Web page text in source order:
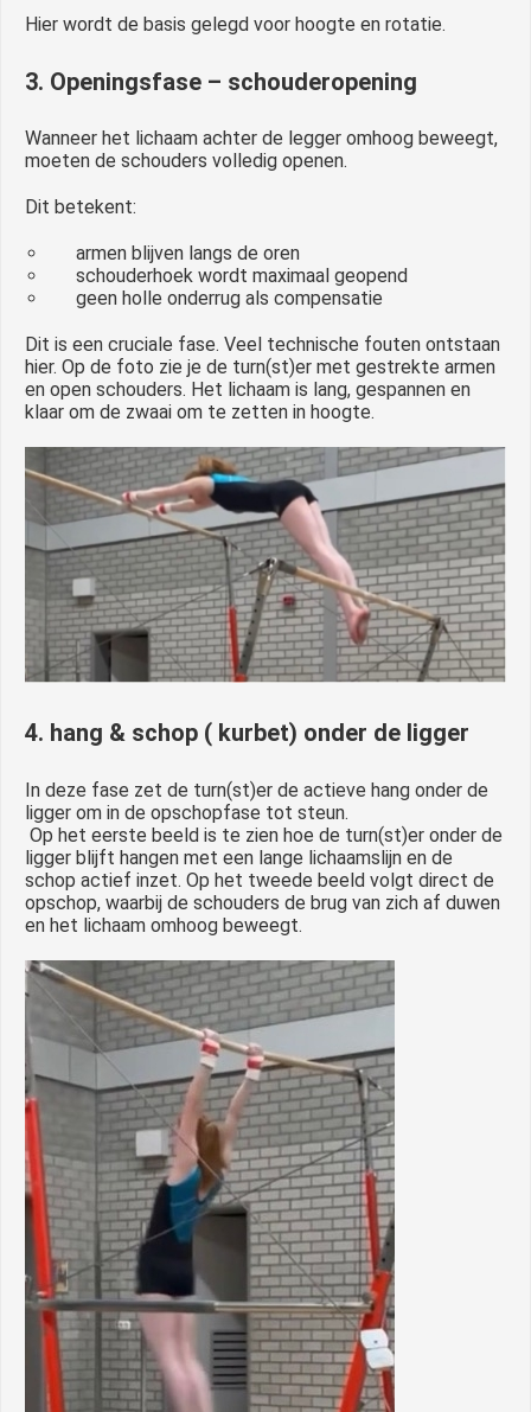
Hier wordt de basis gelegd voor hoogte en rotatie.
3. Openingsfase – schouderopening
Wanneer het lichaam achter de legger omhoog beweegt,
moeten de schouders volledig openen.
Dit betekent:
armen blijven langs de oren
schouderhoek wordt maximaal geopend
geen holle onderrug als compensatie
Dit is een cruciale fase. Veel technische fouten ontstaan
hier. Op de foto zie je de turn(st)er met gestrekte armen
en open schouders. Het lichaam is lang, gespannen en
klaar om de zwaai om te zetten in hoogte.
4. hang & schop ( kurbet) onder de ligger
In deze fase zet de turn(st)er de actieve hang onder de
ligger om in de opschopfase tot steun.
Op het eerste beeld is te zien hoe de turn(st)er onder de
ligger blijft hangen met een lange lichaamslijn en de
schop actief inzet. Op het tweede beeld volgt direct de
opschop, waarbij de schouders de brug van zich af duwen
en het lichaam omhoog beweegt.